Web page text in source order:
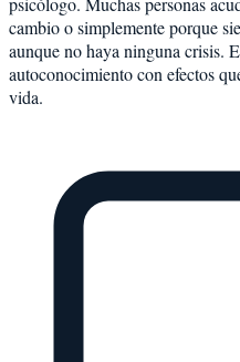
cambio o simplemente porque
aunque no haya ninguna crisis.
autoconocimiento con efectos
vida.